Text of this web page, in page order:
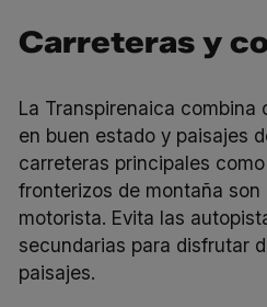
Carreteras y
La Transpirenaica
en buen estado y paisajes
carreteras principales
fronterizos de montaña
motorista. Evita las
secundarias para disfrutar
paisajes.